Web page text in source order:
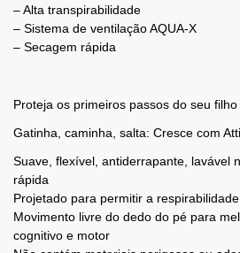
– Alta transpirabilidade
– Sistema de ventilação AQUA-X
– Secagem rápida
Proteja os primeiros passos do seu filho
Gatinha, caminha, salta: Cresce com
Suave, flexível, antiderrapante, lavável
rápida
Projetado para permitir a respirabilidade
Movimento livre do dedo do pé para
cognitivo e motor